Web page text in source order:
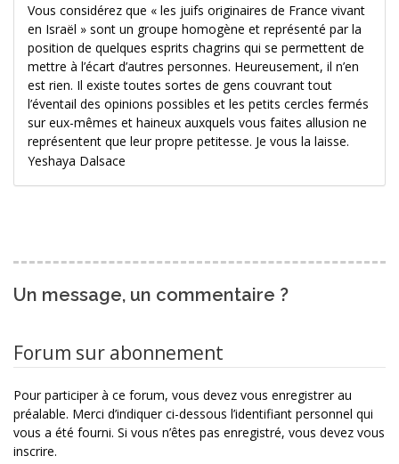
Vous considérez que « les juifs originaires de France vivant
en Israël » sont un groupe homogène et représenté par la
position de quelques esprits chagrins qui se permettent de
mettre à l’écart d’autres personnes. Heureusement, il n’en
est rien. Il existe toutes sortes de gens couvrant tout
l’éventail des opinions possibles et les petits cercles fermés
sur eux-mêmes et haineux auxquels vous faites allusion ne
représentent que leur propre petitesse. Je vous la laisse.
Yeshaya Dalsace
Un message, un commentaire ?
Forum sur abonnement
Pour participer à ce forum, vous devez vous enregistrer au
préalable. Merci d’indiquer ci-dessous l’identifiant personnel qui
vous a été fourni. Si vous n’êtes pas enregistré, vous devez vous
inscrire.